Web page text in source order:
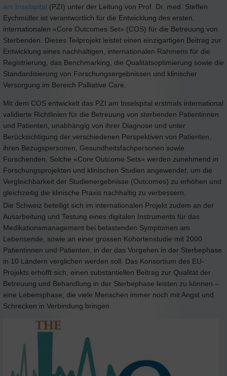
am Inselspital (PZI) unter der Leitung von Prof. Dr. med. Steffen
Eychmüller ist verantwortlich für die Entwicklung des ersten,
internationalen «Core Outcomes Set» (COS) für die Betreuung von
Sterbenden. Dieses Teilprojekt leistet einen einzigartigen Beitrag zur
Entwicklung eines nachhaltigen, internationalen Rahmens für die
Registrierung, das Benchmarking, die Qualitätsoptimierung sowie die
Standardisierung von Forschungsergebnissen und klinischer
Versorgung im Bereich Palliative Care.
Mit dem COS entwickelt das PZI am Inselspital erstmals international
validierte Richtlinien für die Betreuung von sterbenden Patientinnen
und Patienten, unabhängig von ihrer Diagnose und unter
Berücksichtigung der verschiedenen Perspektiven von Patienten,
ihren Bezugspersonen, Gesundheitsfachpersonen sowie
Forschenden. Solche «Core Outcome Sets» werden zunehmend in
Forschungsprojekten und klinischen Studien angewendet, um die
Vergleichbarkeit der Studienergebnisse (Outcomes) zu erhöhen und
gleichzeitig die klinische Praxis nachhaltig zu verbessern.
Die Schweiz beteiligt sich im internationalen Projekt zudem an der
Ausarbeitung und Testung eines digitalen Instruments für das
Medikationsmanagement bei belastenden Symptomen am
Lebensende, sowie an einer grossen Kohortenstudie mit 2000
Patientinnen und Patienten, in der das Vorgehen in der Sterbephase
in 10 Ländern verglichen werden soll. Das Konsortium des EU-
Projekts erhofft sich, einen substantiellen Beitrag zur Qualität der
Betreuung und Behandlung in der Sterbephase leisten zu können –
eine Lebensphase, die viele Menschen immer noch mit Angst und
Schrecken in Verbindung bringen.